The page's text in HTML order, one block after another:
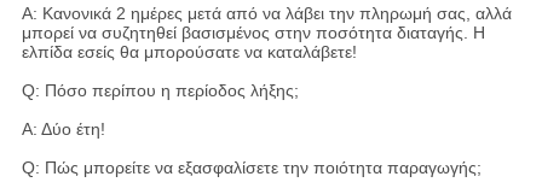
Α: Κανονικά 2 ημέρες μετά από να λάβει την πληρωμή σας, αλλά
μπορεί να συζητηθεί βασισμένος στην ποσότητα διαταγής. Η
ελπίδα εσείς θα μπορούσατε να καταλάβετε!
Q: Πόσο περίπου η περίοδος λήξης;
Α: Δύο έτη!
Q: Πώς μπορείτε να εξασφαλίσετε την ποιότητα παραγωγής;